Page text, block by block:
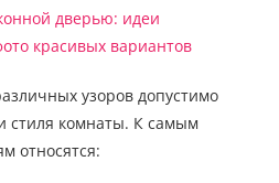
узоров допустимо
стиля комнаты. К самым
относятся: